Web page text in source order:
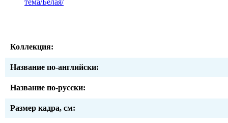
Коллекция:
Название по-английски:
Название по-русски:
Размер кадра, см: